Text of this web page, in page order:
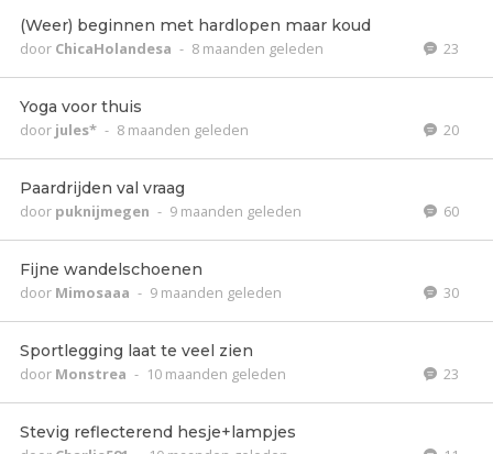
(Weer) beginnen met hardlopen maar koud
door ChicaHolandesa - 8 maanden geleden 23
Yoga voor thuis
door jules* - 8 maanden geleden 20
Paardrijden val vraag
door puknijmegen - 9 maanden geleden 60
Fijne wandelschoenen
door Mimosaaa - 9 maanden geleden 30
Sportlegging laat te veel zien
door Monstrea - 10 maanden geleden 23
Stevig reflecterend hesje+lampjes